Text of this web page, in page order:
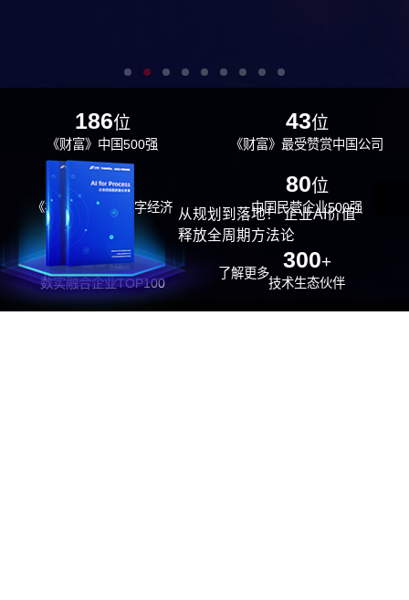
186位
《财富》中国500强
43位
《财富》最受赞赏中国公司
29位
《福布斯》中国数字经济
100强
80位
中国民营企业500强
26位
数实融合企业TOP100
300+
技术生态伙伴
从规划到落地！ 企业AI价值
释放全周期方法论
了解更多